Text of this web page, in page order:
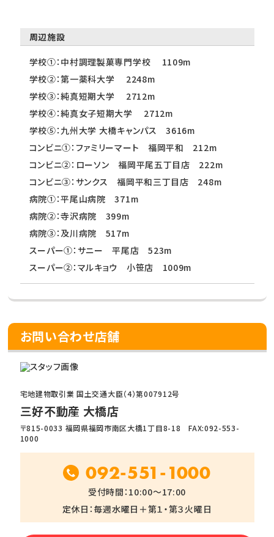
周辺施設
学校①：中村調理製菓専門学校 1109m
学校②：第一薬科大学 2248m
学校③：純真短期大学 2712m
学校④：純真女子短期大学 2712m
学校⑤：九州大学 大橋キャンパス 3616m
コンビニ①：ファミリーマート 福岡平和 212m
コンビニ②：ローソン 福岡平尾五丁目店 222m
コンビニ③：サンクス 福岡平和三丁目店 248m
病院①：平尾山病院 371m
病院②：寺沢病院 399m
病院③：及川病院 517m
スーパー①：サニー 平尾店 523m
スーパー②：マルキョウ 小笹店 1009m
お問い合わせ店舗
宅地建物取引業 国土交通大臣（4）第007912号
三好不動産 大橋店
〒815-0033 福岡県福岡市南区大橋1丁目8-18 FAX:092-553-
1000
092-551-1000
受付時間：10:00～17:00
定休日：毎週水曜日＋第１・第３火曜日